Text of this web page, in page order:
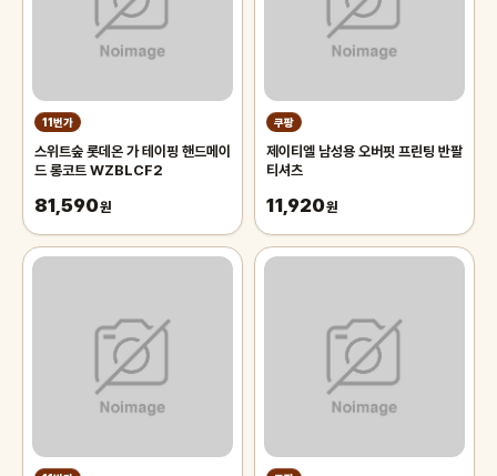
11번가
스위트숲 롯데온 가 테이핑 핸드메이
드 롱코트 WZBLCF2
81,590원
쿠팡
제이티엘 남성용 오버핏 프린팅 반팔
티셔츠
11,920원